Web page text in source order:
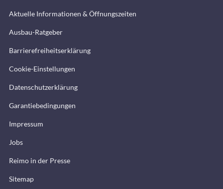
Aktuelle Informationen & Öffnungszeiten
Ausbau-Ratgeber
Barrierefreiheitserklärung
Cookie-Einstellungen
Datenschutzerklärung
Garantiebedingungen
Impressum
Jobs
Reimo in der Presse
Sitemap